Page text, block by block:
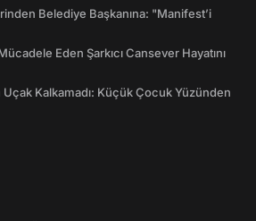
Belediye Başkanına: "Manifest’i
Eden Şarkıcı Cansever Hayatını
Uçak Kalkamadı: Küçük Çocuk Yüzünden